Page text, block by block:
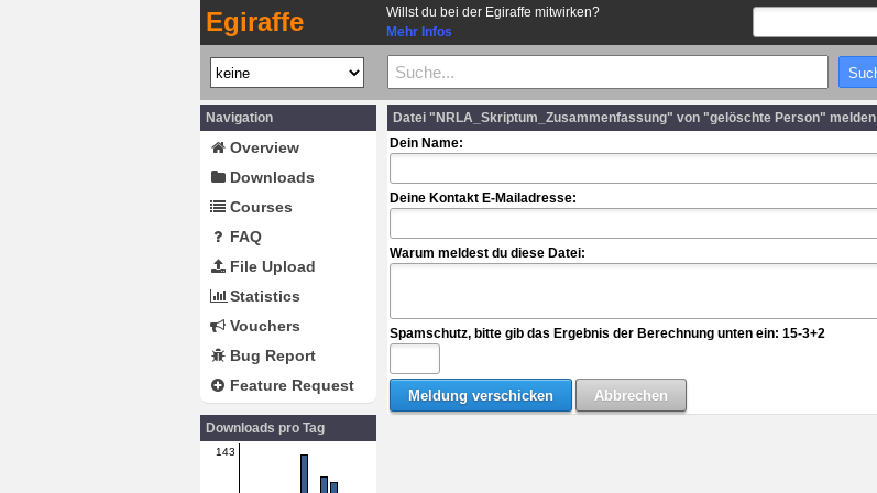
Egiraffe
Willst du bei der Egiraffe mitwirken?
Mehr Infos
Navigation
Overview
Downloads
Courses
FAQ
File Upload
Statistics
Vouchers
Bug Report
Feature Request
Downloads pro Tag
143
Datei "NRLA_Skriptum_Zusammenfassung" von "gelöschte Person" melden
Dein Name:
Deine Kontakt E-Mailadresse:
Warum meldest du diese Datei:
Spamschutz, bitte gib das Ergebnis der Berechnung unten ein: 15-3+2